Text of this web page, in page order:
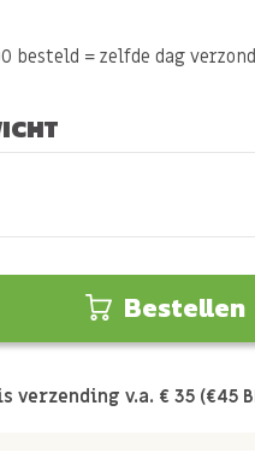
besteld = zelfde dag
Bestellen
verzending v.a. € 35 (€45